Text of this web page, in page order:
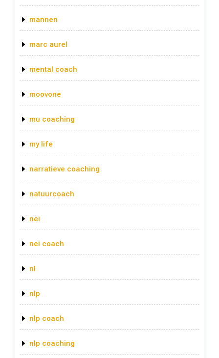
mannen
marc aurel
mental coach
moovone
mu coaching
my life
narratieve coaching
natuurcoach
nei
nei coach
nl
nlp
nlp coach
nlp coaching